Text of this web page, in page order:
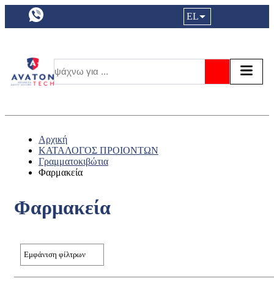
a11y.languageSelection:
EL
Αρχική
ΚΑΤΑΛΟΓΟΣ ΠΡΟΙΟΝΤΩΝ
Γραμματοκιβώτια
Φαρμακεία
Φαρμακεία
Εμφάνιση φίλτρων